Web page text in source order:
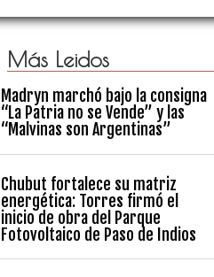
Más Leidos
Madryn marchó bajo la consigna
“La Patria no se Vende” y las
“Malvinas son Argentinas”
Chubut fortalece su matriz
energética: Torres firmó el
inicio de obra del Parque
Fotovoltaico de Paso de Indios